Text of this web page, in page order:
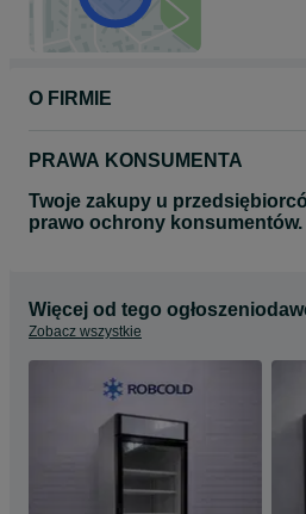
Lokalizacja firmy 73-150 Łobez
Dostawa na cały kraj 210 zł
Cena Netto 1600 + VAT faktura
nagraniem urządzenia którym
https://youtube.com/shorts/
O FIRMIE
PRAWA KONSUMENTA
Twoje zakupy u
prawo ochrony konsumentów.
Więcej od tego
Zobacz wszystkie